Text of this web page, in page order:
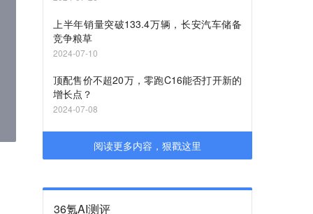
上半年销量突破133.4万辆，长安汽车储备
竞争粮草
2024-07-10
顶配售价不超20万，零跑C16能否打开新的
增长点？
2024-07-08
阅读更多内容，狠戳这里
36氪AI测评